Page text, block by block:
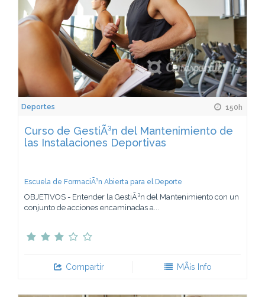
Deportes 150h
Curso de GestiÃ³n del Mantenimiento de
las Instalaciones Deportivas
Escuela de FormaciÃ³n Abierta para el Deporte
OBJETIVOS - Entender la GestiÃ³n del Mantenimiento con un
conjunto de acciones encaminadas a...
Compartir MÃ¡s Info